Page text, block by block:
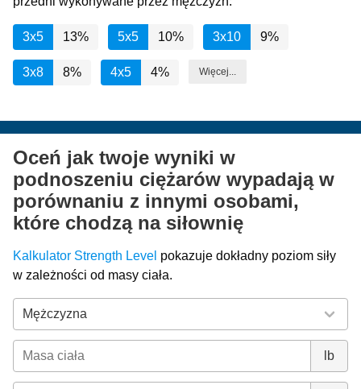
3x5 13% 5x5 10% 3x10 9%
3x8 8% 4x5 4% Więcej...
Oceń jak twoje wyniki w
podnoszeniu ciężarów wypadają w
porównaniu z innymi osobami,
które chodzą na siłownię
Kalkulator Strength Level pokazuje dokładny poziom siły
w zależności od masy ciała.
lb